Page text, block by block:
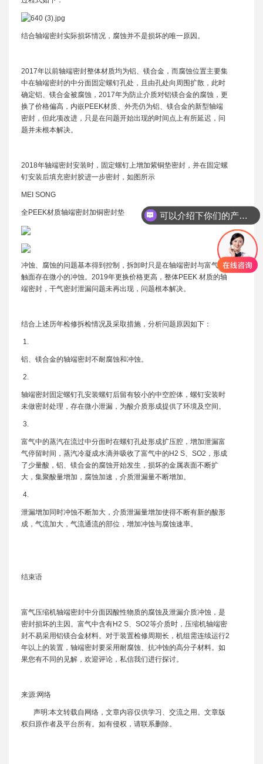
结合轴端密封实际损坏情况，腐蚀并不是损坏的唯一原因。
2017年以前轴端密封整体材质均为铝、镁合金，而腐蚀位置主要集
中在轴端密封的中分面固定螺钉孔处，且由孔处向周围扩散，此时
确定铝、镁合金被腐蚀，2017年为防止介质对铝镁合金的腐蚀，更
换了价格偏高，内嵌PEEK材质、外壳仍为铝、镁合金的新型轴端
密封，但此项改进，只是在问题开始出现的时间点上有所延迟，问
题并未根本解决。
2018年轴端密封安装时，固定螺钉上增加紫铜垫密封，并在固定螺
钉安装后填充密封胶进一步密封，如图所示
MEI SONG
全PEEK材质轴端密封加铜密封垫
冲蚀、腐蚀的问题基本得到控制，拆卸时只是在轴端密封与富气接
触面存在微小的冲蚀。2019年更换价格更高，整体PEEK 材质的轴
端密封，干气密封泄漏问题未再出现，问题根本解决。
结合上述历年检修拆检情况及采取措施，分析问题原因如下：
1.
铝、镁合金的轴端密封不耐腐蚀和冲蚀。
2.
轴端密封固定螺钉孔安装螺钉后留有较小的中空腔体，螺钉安装时
未做密封处理，存在微小泄漏，为酸介质形成提供了环境及空间。
3.
富气中的蒸汽在流过中分面时在螺钉孔处形成扩压腔，增加泄漏富
气停留时间，蒸汽冷凝成水滴并吸收了富气中的H2 S、SO2，形成
了少量酸，铝、镁合金的腐蚀开始发生，损坏的金属表面不断扩
大，集聚酸量增加，腐蚀加速，介质泄漏量不断增加。
4.
泄漏增加同时冲蚀不断加大，介质泄漏量增加使得不断有新的酸形
成，气流加大，气流通流的部位，增加冲蚀与腐蚀速率。
结束语
富气压缩机轴端密封中分面因酸性物质的腐蚀及泄漏介质冲蚀，是
密封损坏的主因。富气中含有H2 S、SO2等介质时，压缩机轴端密
封不易采用铝镁合金材料。对于装置检修周期长，机组需连续运行2
年以上的装置，轴端密封要采用耐腐蚀、抗冲蚀的高分子材料。如
果您有不同的见解，欢迎评论，私信我们进行探讨。
来源:网络
声明:本文转载自网络，文章内容仅供学习、交流之用。文章版
权归原作者及平台所有。如有侵权，请联系删除。
可以介绍下你们的产品么